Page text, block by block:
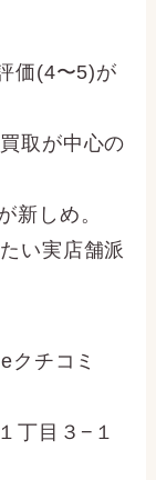
価(4〜5)が
取が中心の
新しめ。
い実店舗派
クチコミ
丁目３−１